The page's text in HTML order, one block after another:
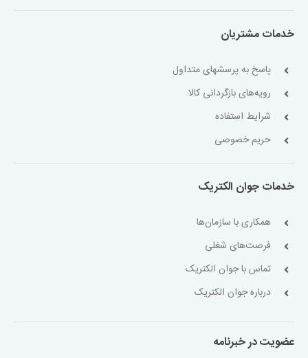
خدمات مشتریان
پاسخ به پرسشهای متداول
رویه‌های بازگردانی کالا
شرایط استفاده
حریم خصوصی
خدمات جوان الکتریک
همکاری با سازمان‌ها
فرصت‌های شغلی
تماس با جوان الکتریک
درباره جوان الکتریک
عضویت در خبرنامه